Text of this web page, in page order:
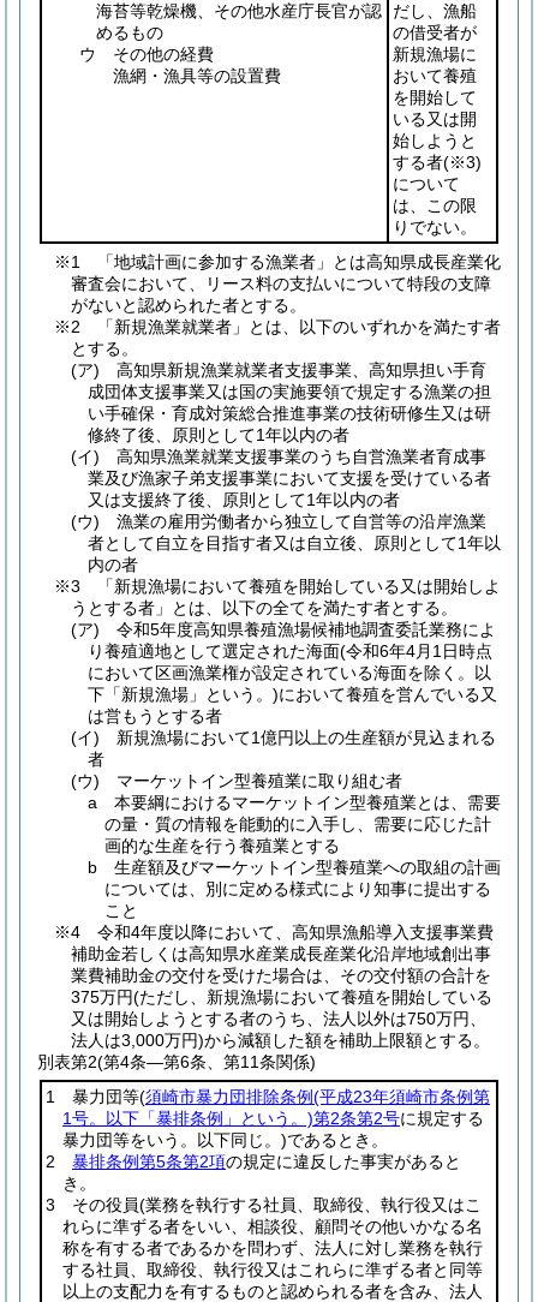
海苔等乾燥機、その他水産庁長官が認
めるもの
ウ その他の経費
漁網・漁具等の設置費
だし、漁船
の借受者が
新規漁場に
おいて養殖
を開始して
いる又は開
始しようと
する者(※3)
について
は、この限
りでない。
※1 「地域計画に参加する漁業者」とは高知県成長産業化
審査会において、リース料の支払いについて特段の支障
がないと認められた者とする。
※2 「新規漁業就業者」とは、以下のいずれかを満たす者
とする。
(ア) 高知県新規漁業就業者支援事業、高知県担い手育
成団体支援事業又は国の実施要領で規定する漁業の担
い手確保・育成対策総合推進事業の技術研修生又は研
修終了後、原則として1年以内の者
(イ) 高知県漁業就業支援事業のうち自営漁業者育成事
業及び漁家子弟支援事業において支援を受けている者
又は支援終了後、原則として1年以内の者
(ウ) 漁業の雇用労働者から独立して自営等の沿岸漁業
者として自立を目指す者又は自立後、原則として1年以
内の者
※3 「新規漁場において養殖を開始している又は開始しよ
うとする者」とは、以下の全てを満たす者とする。
(ア) 令和5年度高知県養殖漁場候補地調査委託業務によ
り養殖適地として選定された海面(令和6年4月1日時点
において区画漁業権が設定されている海面を除く。以
下「新規漁場」という。)において養殖を営んでいる又
は営もうとする者
(イ) 新規漁場において1億円以上の生産額が見込まれる
者
(ウ) マーケットイン型養殖業に取り組む者
a 本要綱におけるマーケットイン型養殖業とは、需要
の量・質の情報を能動的に入手し、需要に応じた計
画的な生産を行う養殖業とする
b 生産額及びマーケットイン型養殖業への取組の計画
については、別に定める様式により知事に提出する
こと
※4 令和4年度以降において、高知県漁船導入支援事業費
補助金若しくは高知県水産業成長産業化沿岸地域創出事
業費補助金の交付を受けた場合は、その交付額の合計を
375万円(ただし、新規漁場において養殖を開始している
又は開始しようとする者のうち、法人以外は750万円、
法人は3,000万円)から減額した額を補助上限額とする。
別表第2(第4条―第6条、第11条関係)
1 暴力団等(須崎市暴力団排除条例(平成23年須崎市条例第
1号。以下「暴排条例」という。)第2条第2号に規定する
暴力団等をいう。以下同じ。)であるとき。
2 暴排条例第5条第2項の規定に違反した事実があると
き。
3 その役員(業務を執行する社員、取締役、執行役又はこ
れらに準ずる者をいい、相談役、顧問その他いかなる名
称を有する者であるかを問わず、法人に対し業務を執行
する社員、取締役、執行役又はこれらに準ずる者と同等
以上の支配力を有するものと認められる者を含み、法人